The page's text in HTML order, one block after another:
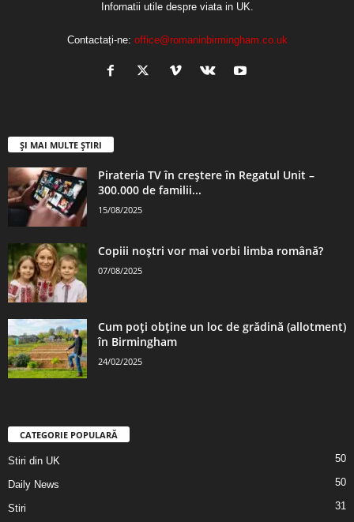
Infornatii utile despre viata in UK.
Contactați-ne: office@romaninbirmingham.co.uk
ȘI MAI MULTE ȘTIRI
Pirateria TV în creștere în Regatul Unit –
300.000 de familii...
15/08/2025
Copiii noștri vor mai vorbi limba română?
07/08/2025
Cum poți obține un loc de grădină (allotment)
în Birmingham
24/02/2025
CATEGORIE POPULARĂ
Stiri din UK 50
Daily News 50
Stiri 31